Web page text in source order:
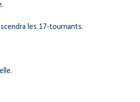
les 17-tournants.